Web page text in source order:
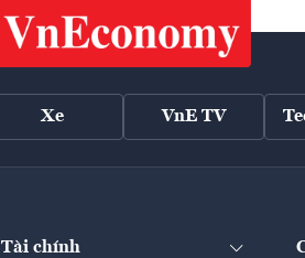
Xe VnE TV
Tài chính